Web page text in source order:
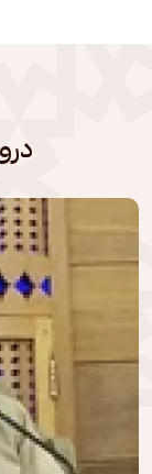
الصورة